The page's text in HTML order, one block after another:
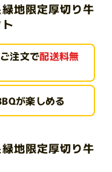
地限定厚切り牛
注文で配送料無
が楽しめる
地限定厚切り牛